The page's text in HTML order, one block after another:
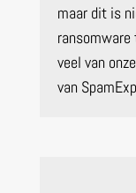
maar dit is
ransomware
veel van
van